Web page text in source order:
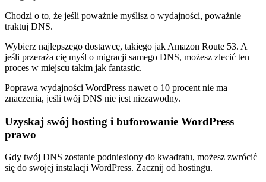
Chodzi o to, że jeśli poważnie myślisz o wydajności, poważnie
traktuj DNS.
Wybierz najlepszego dostawcę, takiego jak Amazon Route 53. A
jeśli przeraża cię myśl o migracji samego DNS, możesz zlecić ten
proces w miejscu takim jak fantastic.
Poprawa wydajności WordPress nawet o 10 procent nie ma
znaczenia, jeśli twój DNS nie jest niezawodny.
Uzyskaj swój hosting i buforowanie WordPress
prawo
Gdy twój DNS zostanie podniesiony do kwadratu, możesz zwrócić
się do swojej instalacji WordPress. Zacznij od hostingu.